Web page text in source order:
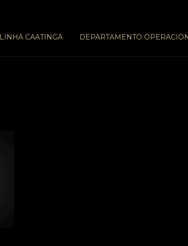
LINHA CAATINGA DEPARTAMENTO